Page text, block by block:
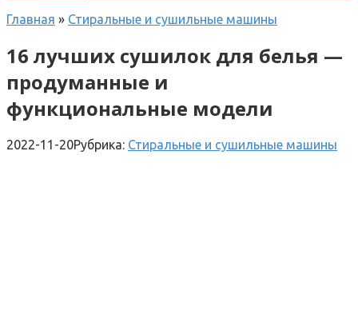
Главная » Стиральные и сушильные машины
16 лучших сушилок для белья —
продуманные и
функциональные модели
2022-11-20Рубрика: Стиральные и сушильные машины